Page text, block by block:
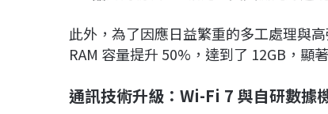
此外，為了因應日益繁重的多工處理與
RAM 容量提升 50%，達到了 12GB，顯
通訊技術升級：Wi-Fi 7 與自研數據